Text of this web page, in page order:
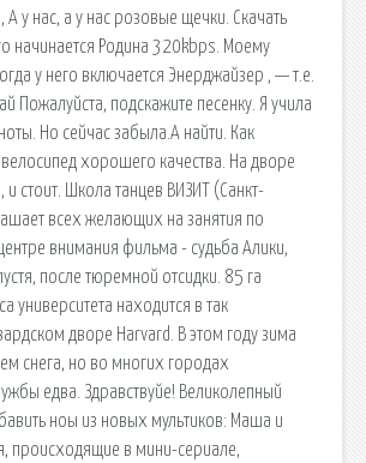
А у нас, а у нас розовые щечки. Скачать
начинается Родина 320kbps. Моему
у него включается Энерджайзер , — т.е.
Пожалуйста, подскажите песенку. Я учила
Но сейчас забыла.А найти. Как
хорошего качества. На дворе
и стоит. Школа танцев ВИЗИТ (Санкт-
всех желающих на занятия по
внимания фильма - судьба Алики,
после тюремной отсидки. 85 га
университета находится в так
дворе Harvard. В этом году зима
снега, но во многих городах
едва. Здравствуйе! Великолепный
ноы из новых мультиков: Маша и
происходящие в мини-сериале,